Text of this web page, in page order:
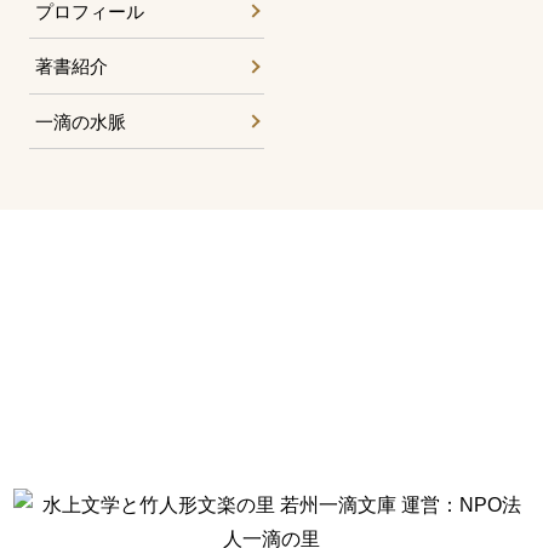
プロフィール
著書紹介
一滴の水脈